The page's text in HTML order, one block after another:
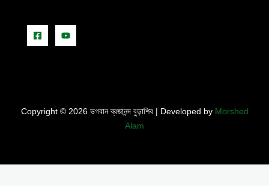
Copyright © 2026 ভগবান ব্রজানন্দ বুড়াশিব | Developed by Morshed
Alam